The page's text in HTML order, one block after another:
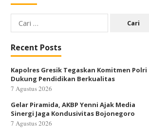
Cari
untuk:
Recent Posts
Kapolres Gresik Tegaskan Komitmen Polri
Dukung Pendidikan Berkualitas
7 Agustus 2026
Gelar Piramida, AKBP Yenni Ajak Media
Sinergi Jaga Kondusivitas Bojonegoro
7 Agustus 2026